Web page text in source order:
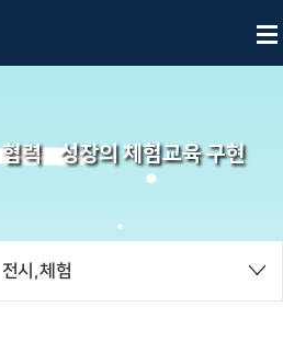
협력 성장의 체험교육 구현
전시,체험